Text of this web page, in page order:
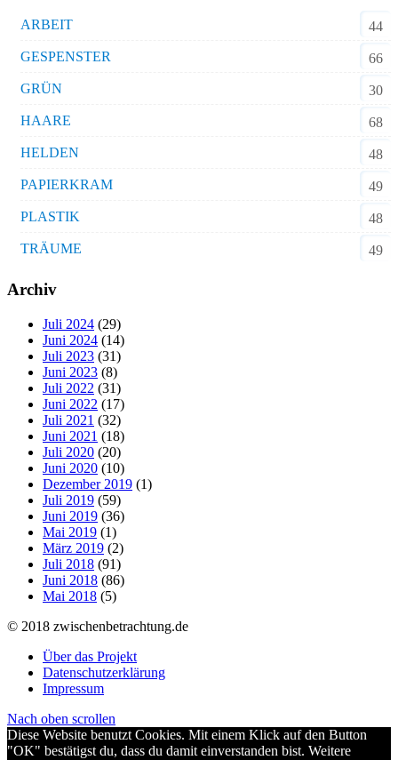
ARBEIT
44
GESPENSTER
66
GRÜN
30
HAARE
68
HELDEN
48
PAPIERKRAM
49
PLASTIK
48
TRÄUME
49
Archiv
Juli 2024 (29)
Juni 2024 (14)
Juli 2023 (31)
Juni 2023 (8)
Juli 2022 (31)
Juni 2022 (17)
Juli 2021 (32)
Juni 2021 (18)
Juli 2020 (20)
Juni 2020 (10)
Dezember 2019 (1)
Juli 2019 (59)
Juni 2019 (36)
Mai 2019 (1)
März 2019 (2)
Juli 2018 (91)
Juni 2018 (86)
Mai 2018 (5)
© 2018 zwischenbetrachtung.de
Über das Projekt
Datenschutzerklärung
Impressum
Nach oben scrollen
Diese Website benutzt Cookies. Mit einem Klick auf den Button
"OK" bestätigst du, dass du damit einverstanden bist. Weitere